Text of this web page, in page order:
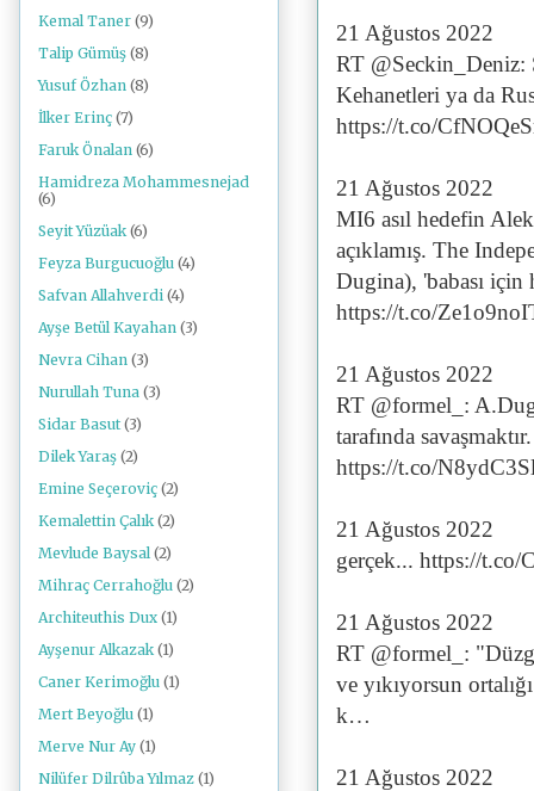
21 Ağustos 2022
RT
Kehanetleri ya da
https://t.co/
21 Ağustos 2022
MI6 asıl hedefin
açıklamış. The
Dugina), 'babası için
https://t.co/
21 Ağustos 2022
RT @formel_:
tarafında savaşmaktır.
https://t.co/
21 Ağustos 2022
gerçek... https://t.co/
21 Ağustos 2022
RT @formel_:
ve yıkıyorsun
k…
21 Ağustos 2022
Kemal Taner (9)
Talip Gümüş (8)
Yusuf Özhan (8)
İlker Erinç (7)
Faruk Önalan (6)
Hamidreza Mohammesnejad
(6)
Seyit Yüzüak (6)
Feyza Burgucuoğlu (4)
Safvan Allahverdi (4)
Ayşe Betül Kayahan (3)
Nevra Cihan (3)
Nurullah Tuna (3)
Sidar Basut (3)
Dilek Yaraş (2)
Emine Seçeroviç (2)
Kemalettin Çalık (2)
Mevlude Baysal (2)
Mihraç Cerrahoğlu (2)
Architeuthis Dux (1)
Ayşenur Alkazak (1)
Caner Kerimoğlu (1)
Mert Beyoğlu (1)
Merve Nur Ay (1)
Nilüfer Dilrûba Yılmaz (1)